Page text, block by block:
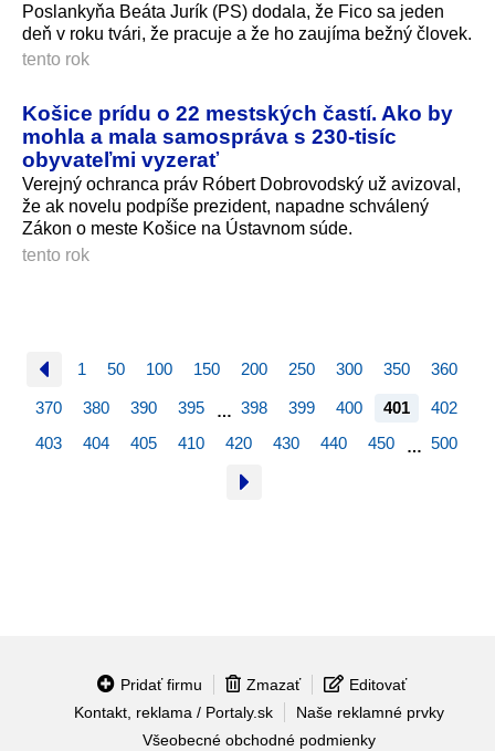
Poslankyňa Beáta Jurík (PS) dodala, že Fico sa jeden
deň v roku tvári, že pracuje a že ho zaujíma bežný človek.
tento rok
Košice prídu o 22 mestských častí. Ako by
mohla a mala samospráva s 230-tisíc
obyvateľmi vyzerať
Verejný ochranca práv Róbert Dobrovodský už avizoval,
že ak novelu podpíše prezident, napadne schválený
Zákon o meste Košice na Ústavnom súde.
tento rok
1 50 100 150 200 250 300 350 360
370 380 390 395 … 398 399 400 401
402
403
404 405 410 420 430 440 450 … 500
Pridať firmu Zmazať
Editovať
Kontakt, reklama / Portaly.sk
Naše reklamné prvky
Všeobecné obchodné podmienky